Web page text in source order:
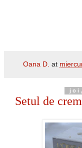
Oana D. at
Setul de